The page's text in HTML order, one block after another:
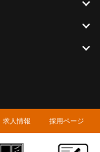
求人情報 採用ページ